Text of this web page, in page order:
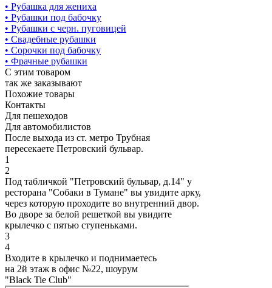
• Рубашка для жениха
• Рубашки под бабочку
• Рубашки с черн. пуговицей
• Свадебные рубашки
• Сорочки под бабочку
• Фрачные рубашки
С этим товаром
так же заказывают
Похожие товары
Контакты
Для пешеходов
Для автомобилистов
После выхода из ст. метро Трубная
пересекаете Петровский бульвар.
1
2
Под табличкой "Петровский бульвар, д.14" у
ресторана "Собаки в Тумане" вы увидите арку,
через которую проходите во внутренний двор.
Во дворе за белой решеткой вы увидите
крылечко с пятью ступеньками.
3
4
Входите в крылечко и поднимаетесь
на 2й этаж в офис №22, шоурум
"Black Tie Club"